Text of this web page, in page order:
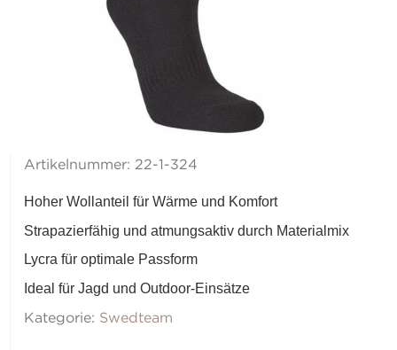
Artikelnummer: 22-1-324
Hoher Wollanteil für Wärme und Komfort
Strapazierfähig und atmungsaktiv durch Materialmix
Lycra für optimale Passform
Ideal für Jagd und Outdoor-Einsätze
Kategorie: Swedteam